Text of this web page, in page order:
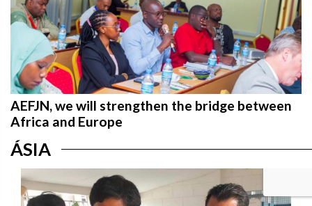
AEFJN, we will strengthen the bridge between
Africa and Europe
ÁSIA